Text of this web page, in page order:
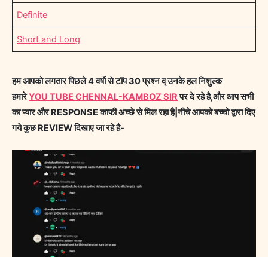
Definite
Short and Long
हम आपको लगतार पिछले 4 वर्षो से टॉप 30 प्रश्न व् उनके हल निशुल्क
हमारेYOU TUBE CHENNAL-KAMBOZ SIRपर दे रहे है,और आप सभी
का प्यार और RESPONSE काफी अच्छे से मिल रहा है|नीचे आपको बच्चो द्वारा दिए
गये कुछ REVIEW दिखाए जा रहे है-